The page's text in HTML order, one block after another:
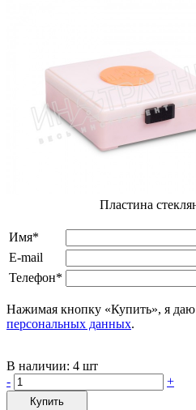
Пластина
Имя*
E-mail
Телефон*
Нажимая кнопку «Купить», я даю
персональных данных.
В наличии: 4 шт
-
+
Купить